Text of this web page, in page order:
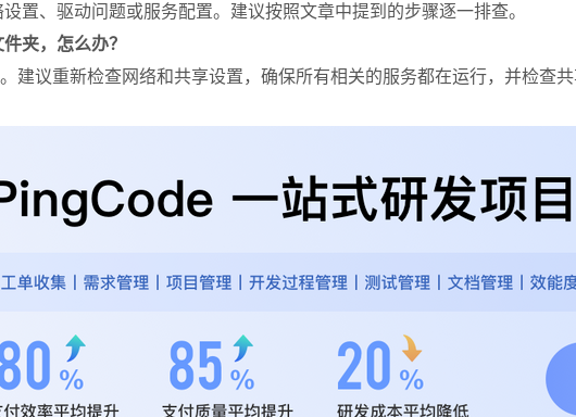
置、驱动问题或服务配置。建议按照文章中提到的步骤逐一排查。
夹，怎么办？
建议重新检查网络和共享设置，确保所有相关的服务都在运行，并检查